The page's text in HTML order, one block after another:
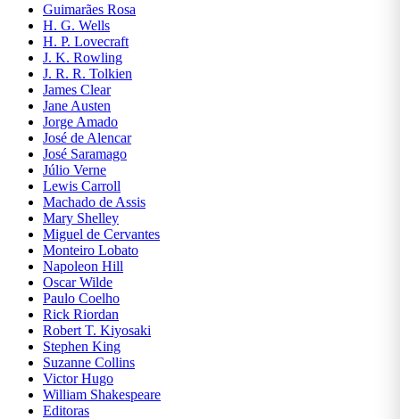
Guimarães Rosa
H. G. Wells
H. P. Lovecraft
J. K. Rowling
J. R. R. Tolkien
James Clear
Jane Austen
Jorge Amado
José de Alencar
José Saramago
Júlio Verne
Lewis Carroll
Machado de Assis
Mary Shelley
Miguel de Cervantes
Monteiro Lobato
Napoleon Hill
Oscar Wilde
Paulo Coelho
Rick Riordan
Robert T. Kiyosaki
Stephen King
Suzanne Collins
Victor Hugo
William Shakespeare
Editoras
ESOTERISMO
ESPORTES
E LAZER
FICÇÃO
FILOSOFIA
FINANÇAS
GEOGRAFIA
HISTÓRIA
MANGÁS
INFANTIL